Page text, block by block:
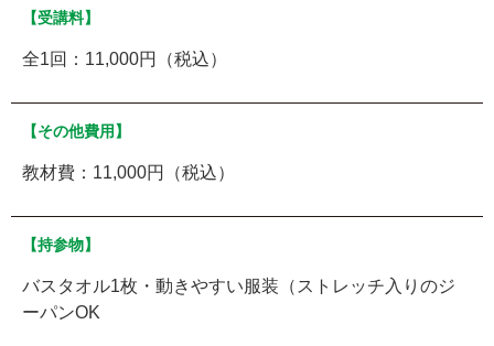
【受講料】
全1回：11,000円（税込）
【その他費用】
教材費：11,000円（税込）
【持参物】
バスタオル1枚・動きやすい服装（ストレッチ入りのジ
ーパンOK